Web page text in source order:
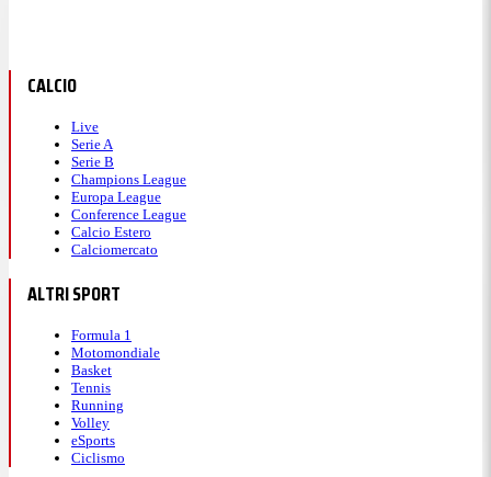
CALCIO
Live
Serie A
Serie B
Champions League
Europa League
Conference League
Calcio Estero
Calciomercato
ALTRI SPORT
Formula 1
Motomondiale
Basket
Tennis
Running
Volley
eSports
Ciclismo